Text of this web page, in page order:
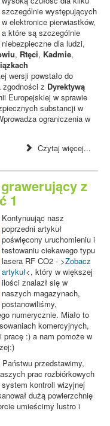
szczególnie występujących
w elektronice pierwiastków,
a które są szczególnie
niebezpieczne dla ludzi,
, Rtęci, Kadmie,
wersji powstało do
zgodności z Dyrektywą
Europejskiej w sprawie
substancji w
ograniczenia w
Czytaj więcej...
z
1
Kontynuując nasz
poprzedni artykuł
poświęcony uruchomieniu i
testowaniu ciekawego typu
lasera RF CO2 - >Zobacz
artykuł<, który w większej
ilości znalazł się w
naszych magazynach,
postanowiliśmy,
numerycznie. Miało to
komercyjnych,
:) a nam pomoże w
przedstawimy,
prac rozbiórkowych
kontroli wizyjnej
dużą powierzchnię
umieścimy lustro i